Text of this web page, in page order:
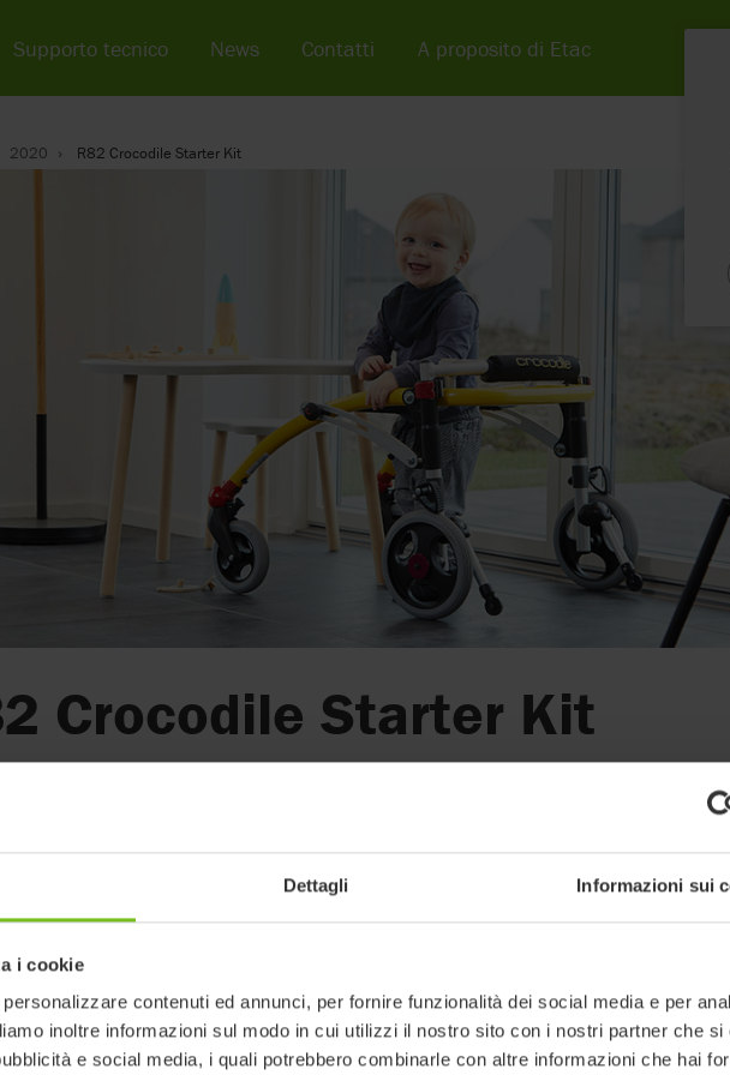
Dettagli Informazioni sui
i cookie
contenuti ed annunci, per fornire funzionalità dei social media e per
inoltre informazioni sul modo in cui utilizzi il nostro sito con i nostri partner che si
e social media, i quali potrebbero combinarle con altre informazioni che hai
2020 R82 Crocodile Starter Kit
Crocodile Starter Kit
un nuovo accessorio!
Starter Kit è un nuovo accessorio disponibile per Crocodile misura 1.
Starter Kit consente a Crocodile di essere utilizzato da bambini più piccoli, permettendo
Supporto tecnico News Contatti A proposito di Etac